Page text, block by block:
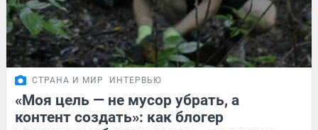
СТРАНА И МИР ИНТЕРВЬЮ
«Моя цель — не мусор убрать, а
контент создать»: как блогер